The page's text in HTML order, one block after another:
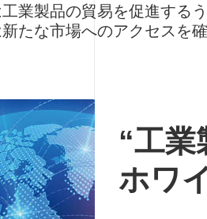
業製品の貿易を促進する
たな市場へのアクセスを
“工業
ホワ